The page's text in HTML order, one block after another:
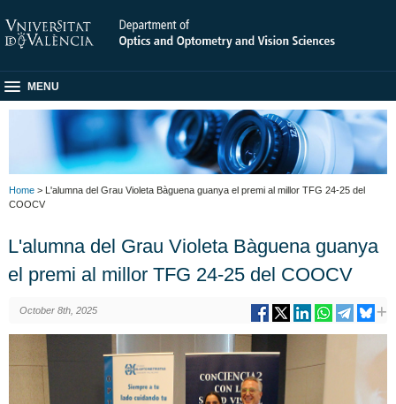
MENU
Home > L'alumna del Grau Violeta Bàguena guanya el premi al millor TFG 24-25 del
COOCV
L'alumna del Grau Violeta Bàguena guanya
el premi al millor TFG 24-25 del COOCV
October 8th, 2025